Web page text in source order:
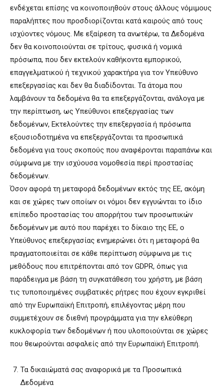
ενδέχεται επίσης να κοινοποιηθούν στους άλλους νόμιμους
παραλήπτες που προσδιορίζονται κατά καιρούς από τους
ισχύοντες νόμους. Με εξαίρεση τα ανωτέρω, τα Δεδομένα
δεν θα κοινοποιούνται σε τρίτους, φυσικά ή νομικά
πρόσωπα, που δεν εκτελούν καθήκοντα εμπορικού,
επαγγελματικού ή τεχνικού χαρακτήρα για τον Υπεύθυνο
επεξεργασίας και δεν θα διαδίδονται. Τα άτομα που
λαμβάνουν τα δεδομένα θα τα επεξεργάζονται, ανάλογα με
την περίπτωση, ως Υπεύθυνοι επεξεργασίας των
δεδομένων, Εκτελούντες την επεξεργασία ή πρόσωπα
εξουσιοδοτημένα να επεξεργάζονται τα προσωπικά
δεδομένα για τους σκοπούς που αναφέρονται παραπάνω και
σύμφωνα με την ισχύουσα νομοθεσία περί προστασίας
δεδομένων.
Όσον αφορά τη μεταφορά δεδομένων εκτός της ΕΕ, ακόμη
και σε χώρες των οποίων οι νόμοι δεν εγγυώνται το ίδιο
επίπεδο προστασίας του απορρήτου των προσωπικών
δεδομένων με αυτό που παρέχει το δίκαιο της ΕΕ, ο
Υπεύθυνος επεξεργασίας ενημερώνει ότι η μεταφορά θα
πραγματοποιείται σε κάθε περίπτωση σύμφωνα με τις
μεθόδους που επιτρέπονται από τον GDPR, όπως για
παράδειγμα με βάση τη συγκατάθεση του χρήστη, με βάση
τις τυποποιημένες συμβατικές ρήτρες που έχουν εγκριθεί
από την Ευρωπαϊκή Επιτροπή, επιλέγοντας μέρη που
συμμετέχουν σε διεθνή προγράμματα για την ελεύθερη
κυκλοφορία των δεδομένων ή που υλοποιούνται σε χώρες
που θεωρούνται ασφαλείς από την Ευρωπαϊκή Επιτροπή.
Τα δικαιώματά σας αναφορικά με τα Προσωπικά
Δεδομένα